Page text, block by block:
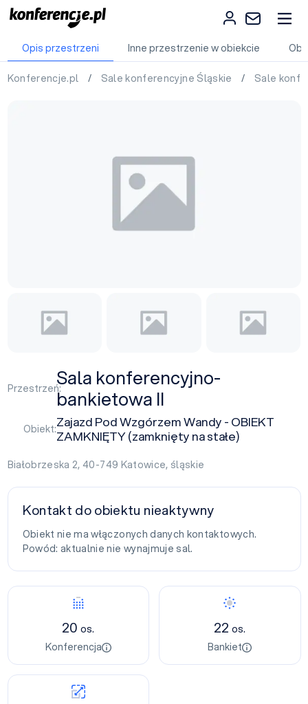
Opis przestrzeni Inne przestrzenie w obiekcie
Konferencje.pl / Sale konferencyjne Śląskie / Sale
Przestrzeń:Sala konferencyjno-
bankietowa II
Obiekt:Zajazd Pod Wzgórzem Wandy - OBIEKT
ZAMKNIĘTY (zamknięty na stałe)
Białobrzeska 2, 40-749 Katowice, śląskie
20os.
Konferencja
22os.
Bankiet
Kontakt do obiektu nieaktywny
Obiekt nie ma włączonych danych kontaktowych.
Powód: aktualnie nie wynajmuje sal.